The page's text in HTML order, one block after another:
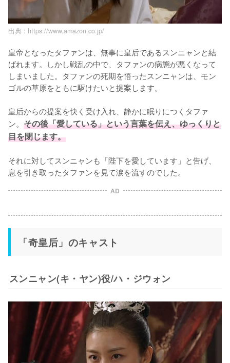
出典 : https://www.amazon.co.jp/
皇帝となったタファンは、無事に皇后であるスンニャンと結
ばれます。しかし戦乱の中で、タファンの病態が悪くなって
しまいました。タファンの死期を悟ったスンニャンは、モン
ゴルの草原をともに駆けたいと提案します。
皇后からの提案を快く受け入れ、静かに眠りにつくタファ
ン。 その後「愛している」という言葉を伝え、ゆっくりと
目を閉じます。
それに対してスンニャンも「陛下を愛しています」と告げ、
息を引き取ったタファンを見て涙を流すのでした。
AD
「奇皇后」のキャスト
スンニャン(キ・ヤン)役/ハ・ジウォン